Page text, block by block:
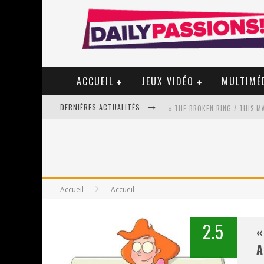
ACCUEIL JEUX VIDÉO
DERNIÈRES ACTUALITÉS
« MOFUSAND / PARLER
Accueil Accueil
2.5